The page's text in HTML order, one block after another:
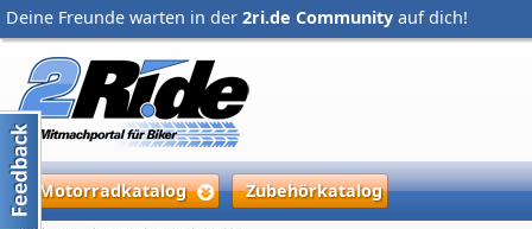
Deine Freunde warten in der 2ri.de Community auf dich!
Motorradkatalog Zubehörkatalog